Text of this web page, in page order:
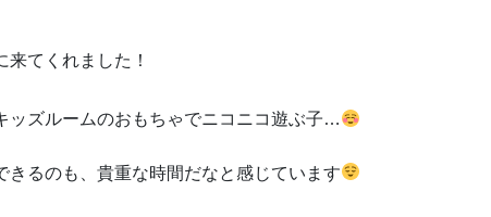
てくれました！
ッズルームのおもちゃでニコニコ遊ぶ子…
るのも、貴重な時間だなと感じています